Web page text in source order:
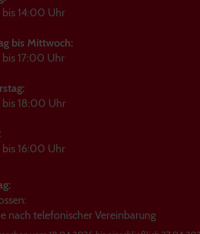
14:00 Uhr
bis Mittwoch:
17:00 Uhr
18:00 Uhr
16:00 Uhr
nach telefonischer Vereinbarung